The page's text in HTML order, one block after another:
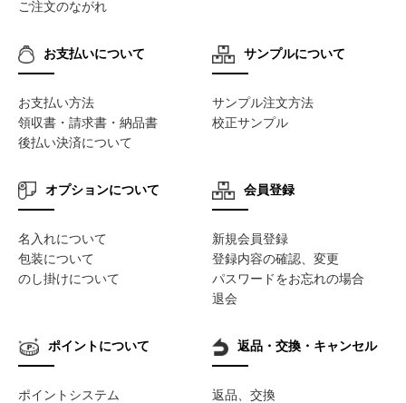
ご注文のながれ
お支払いについて
お支払い方法
領収書・請求書・納品書
後払い決済について
サンプルについて
サンプル注文方法
校正サンプル
オプションについて
名入れについて
包装について
のし掛けについて
会員登録
新規会員登録
登録内容の確認、変更
パスワードをお忘れの場合
退会
ポイントについて
ポイントシステム
返品・交換・キャンセル
返品、交換